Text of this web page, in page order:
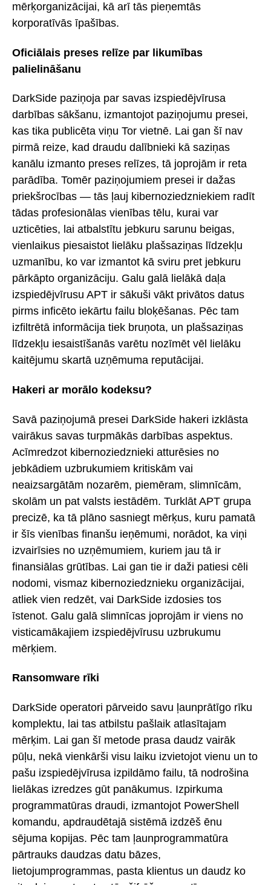
mērķorganizācijai, kā arī tās pieņemtās
korporatīvās īpašības.
Oficiālais preses relīze par likumības
palielināšanu
DarkSide paziņoja par savas izspiedējvīrusa
darbības sākšanu, izmantojot paziņojumu presei,
kas tika publicēta viņu Tor vietnē. Lai gan šī nav
pirmā reize, kad draudu dalībnieki kā saziņas
kanālu izmanto preses relīzes, tā joprojām ir reta
parādība. Tomēr paziņojumiem presei ir dažas
priekšrocības — tās ļauj kibernoziedzniekiem radīt
tādas profesionālas vienības tēlu, kurai var
uzticēties, lai atbalstītu jebkuru sarunu beigas,
vienlaikus piesaistot lielāku plašsaziņas līdzekļu
uzmanību, ko var izmantot kā sviru pret jebkuru
pārkāpto organizāciju. Galu galā lielākā daļa
izspiedējvīrusu APT ir sākuši vākt privātos datus
pirms inficēto iekārtu failu bloķēšanas. Pēc tam
izfiltrētā informācija tiek bruņota, un plašsaziņas
līdzekļu iesaistīšanās varētu nozīmēt vēl lielāku
kaitējumu skartā uzņēmuma reputācijai.
Hakeri ar morālo kodeksu?
Savā paziņojumā presei DarkSide hakeri izklāsta
vairākus savas turpmākās darbības aspektus.
Acīmredzot kibernoziedznieki atturēsies no
jebkādiem uzbrukumiem kritiskām vai
neaizsargātām nozarēm, piemēram, slimnīcām,
skolām un pat valsts iestādēm. Turklāt APT grupa
precizē, ka tā plāno sasniegt mērķus, kuru pamatā
ir šīs vienības finanšu ieņēmumi, norādot, ka viņi
izvairīsies no uzņēmumiem, kuriem jau tā ir
finansiālas grūtības. Lai gan tie ir daži patiesi cēli
nodomi, vismaz kibernoziedznieku organizācijai,
atliek vien redzēt, vai DarkSide izdosies tos
īstenot. Galu galā slimnīcas joprojām ir viens no
visticamākajiem izspiedējvīrusu uzbrukumu
mērķiem.
Ransomware rīki
DarkSide operatori pārveido savu ļaunprātīgo rīku
komplektu, lai tas atbilstu pašlaik atlasītajam
mērķim. Lai gan šī metode prasa daudz vairāk
pūļu, nekā vienkārši visu laiku izvietojot vienu un to
pašu izspiedējvīrusa izpildāmo failu, tā nodrošina
lielākas izredzes gūt panākumus. Izpirkuma
programmatūras draudi, izmantojot PowerShell
komandu, apdraudētajā sistēmā izdzēš ēnu
sējuma kopijas. Pēc tam ļaunprogrammatūra
pārtrauks daudzas datu bāzes,
lietojumprogrammas, pasta klientus un daudz ko